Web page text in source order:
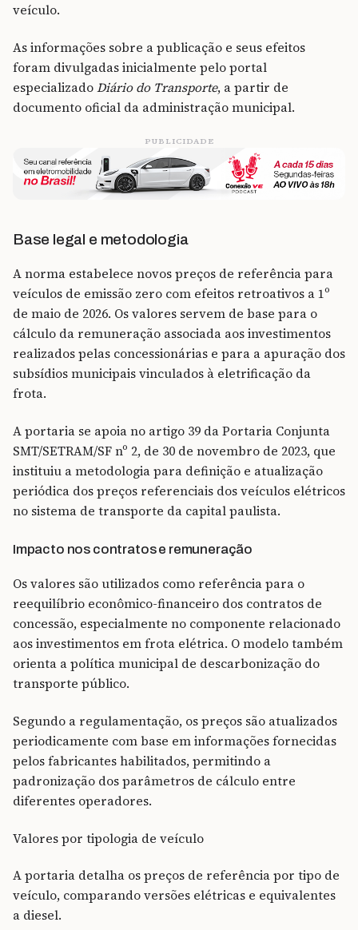
veículo.
As informações sobre a publicação e seus efeitos
foram divulgadas inicialmente pelo portal
especializadoDiário do Transporte, a partir de
documento oficial da administração municipal.
PUBLICIDADE
Base legal e metodologia
A norma estabelece novos preços de referência para
veículos de emissão zero com efeitos retroativos a 1º
de maio de 2026. Os valores servem de base para o
cálculo da remuneração associada aos investimentos
realizados pelas concessionárias e para a apuração dos
subsídios municipais vinculados à eletrificação da
frota.
A portaria se apoia no artigo 39 da Portaria Conjunta
SMT/SETRAM/SF nº 2, de 30 de novembro de 2023, que
instituiu a metodologia para definição e atualização
periódica dos preços referenciais dos veículos elétricos
no sistema de transporte da capital paulista.
Impacto nos contratos e remuneração
Os valores são utilizados como referência para o
reequilíbrio econômico-financeiro dos contratos de
concessão, especialmente no componente relacionado
aos investimentos em frota elétrica. O modelo também
orienta a política municipal de descarbonização do
transporte público.
Segundo a regulamentação, os preços são atualizados
periodicamente com base em informações fornecidas
pelos fabricantes habilitados, permitindo a
padronização dos parâmetros de cálculo entre
diferentes operadores.
Valores por tipologia de veículo
A portaria detalha os preços de referência por tipo de
veículo, comparando versões elétricas e equivalentes
a diesel.